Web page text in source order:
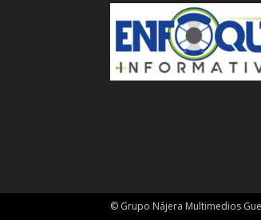
© Grupo Nájera Multimedios